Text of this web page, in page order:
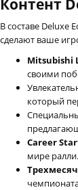
Контент
В составе Deluxe
сделают ваше
Mitsubishi
своими
который
Career
мире ралли.